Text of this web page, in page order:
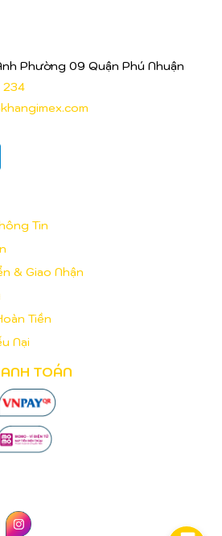
Phường 09 Quận Phú Nhuận
Tin
& Giao Nhận
Tiền
Nại
TOÁN